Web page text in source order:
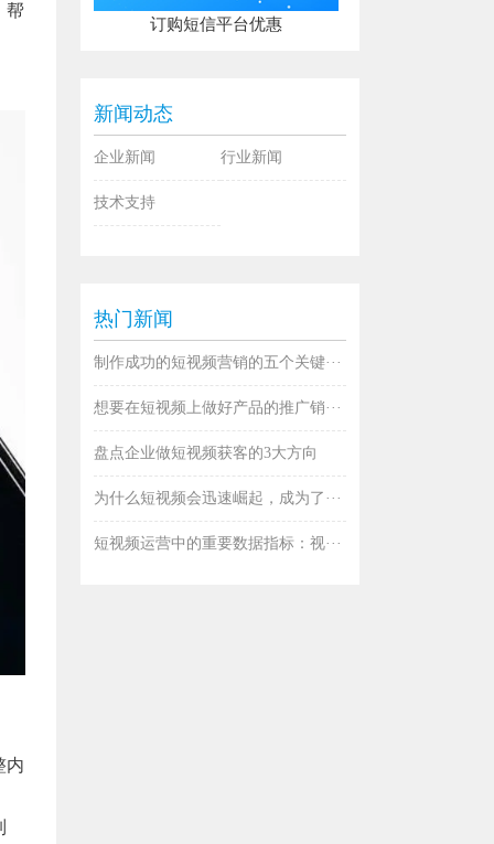
帮
内
订购短信平台优惠
新闻动态
企业新闻 行业新闻
技术支持
热门新闻
制作成功的短视频营销的五个关键···
想要在短视频上做好产品的推广销···
盘点企业做短视频获客的3大方向
为什么短视频会迅速崛起，成为了···
短视频运营中的重要数据指标：视···